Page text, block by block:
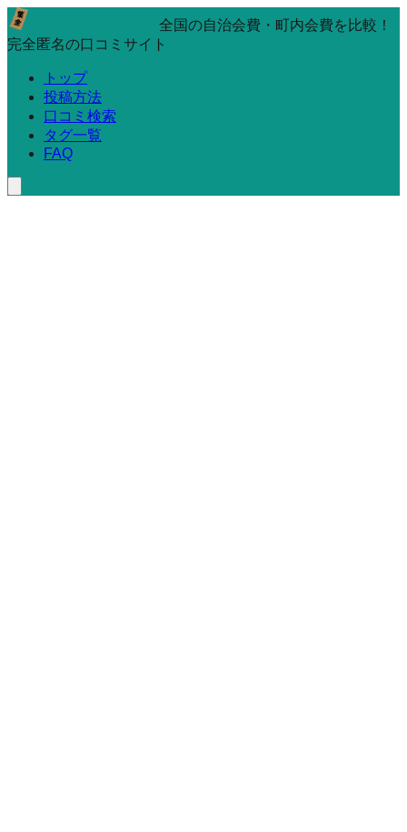
全国の自治会費・町内会費を比較！
完全匿名の口コミサイト
トップ
投稿方法
口コミ検索
タグ一覧
FAQ